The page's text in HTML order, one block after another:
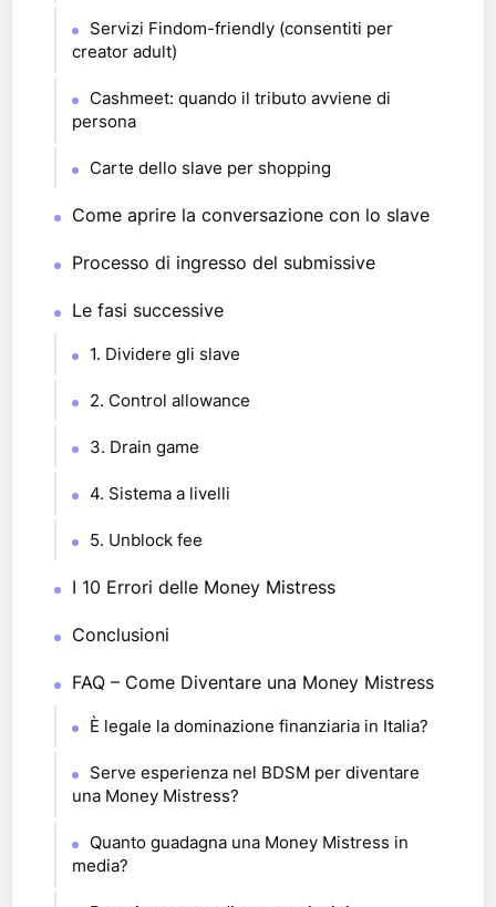
Servizi Findom-friendly (consentiti per
creator adult)
Cashmeet: quando il tributo avviene di
persona
Carte dello slave per shopping
Come aprire la conversazione con lo slave
Processo di ingresso del submissive
Le fasi successive
1. Dividere gli slave
2. Control allowance
3. Drain game
4. Sistema a livelli
5. Unblock fee
I 10 Errori delle Money Mistress
Conclusioni
FAQ – Come Diventare una Money Mistress
È legale la dominazione finanziaria in Italia?
Serve esperienza nel BDSM per diventare
una Money Mistress?
Quanto guadagna una Money Mistress in
media?